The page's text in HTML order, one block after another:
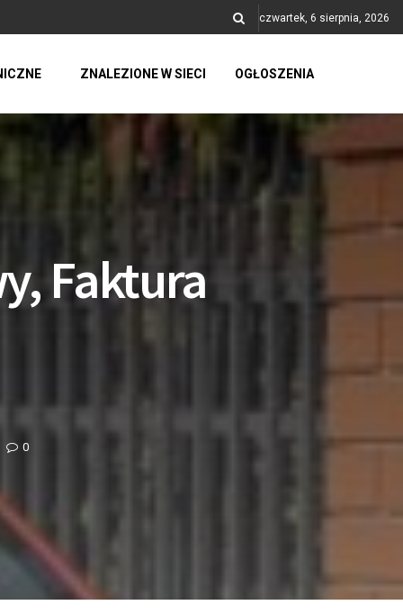
czwartek, 6 sierpnia, 2026
ZNALEZIONE W SIECI OGŁOSZENIA
Faktura
0